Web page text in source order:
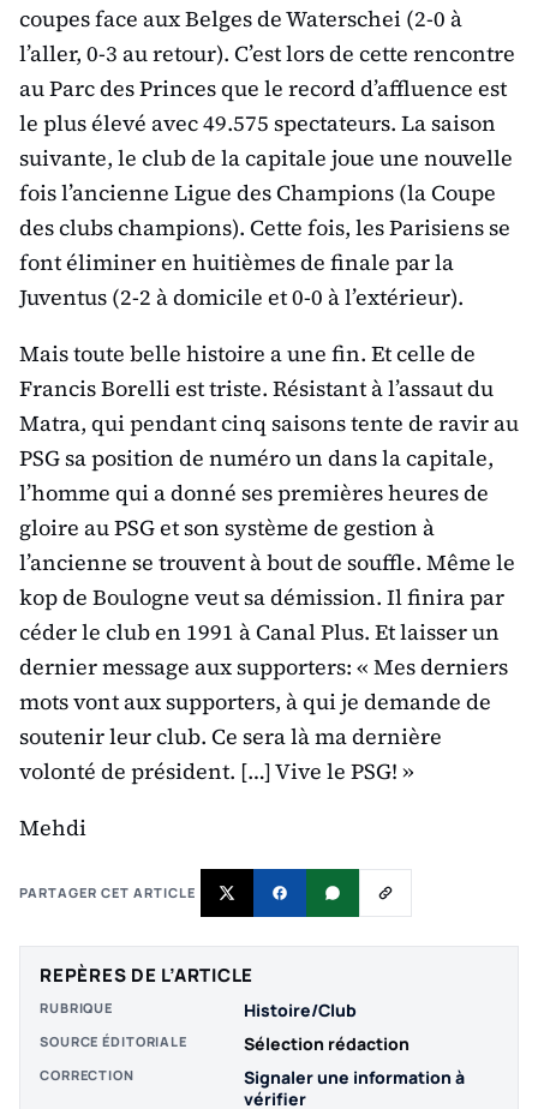
coupes face aux Belges de Waterschei (2-0 à
l’aller, 0-3 au retour). C’est lors de cette rencontre
au Parc des Princes que le record d’affluence est
le plus élevé avec 49.575 spectateurs. La saison
suivante, le club de la capitale joue une nouvelle
fois l’ancienne Ligue des Champions (la Coupe
des clubs champions). Cette fois, les Parisiens se
font éliminer en huitièmes de finale par la
Juventus (2-2 à domicile et 0-0 à l’extérieur).
Mais toute belle histoire a une fin. Et celle de
Francis Borelli est triste. Résistant à l’assaut du
Matra, qui pendant cinq saisons tente de ravir au
PSG sa position de numéro un dans la capitale,
l’homme qui a donné ses premières heures de
gloire au PSG et son système de gestion à
l’ancienne se trouvent à bout de souffle. Même le
kop de Boulogne veut sa démission. Il finira par
céder le club en 1991 à Canal Plus. Et laisser un
dernier message aux supporters: « Mes derniers
mots vont aux supporters, à qui je demande de
soutenir leur club. Ce sera là ma dernière
volonté de président. […] Vive le PSG! »
Mehdi
PARTAGER CET ARTICLE
REPÈRES DE L’ARTICLE
RUBRIQUE Histoire/Club
SOURCE ÉDITORIALE Sélection rédaction
CORRECTION
Signaler une information à
vérifier